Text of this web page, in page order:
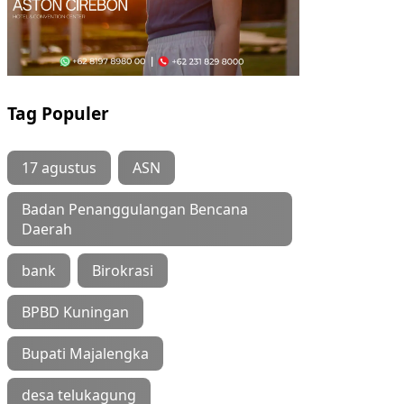
Tag Populer
17 agustus ASN
Badan Penanggulangan Bencana
Daerah
bank Birokrasi
BPBD Kuningan
Bupati Majalengka
desa telukagung